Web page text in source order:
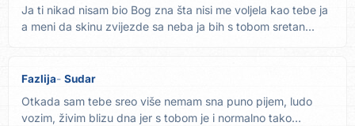
Ja ti nikad nisam bio Bog zna šta nisi me voljela kao tebe ja
a meni da skinu zvijezde sa neba ja bih s tobom sretan...
Fazlija Sudar
Otkada sam tebe sreo više nemam sna puno pijem, ludo
vozim, živim blizu dna jer s tobom je i normalno tako